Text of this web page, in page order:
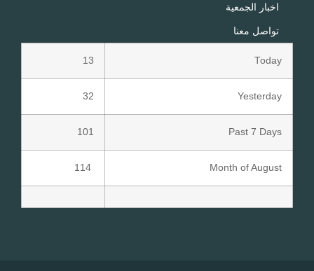
اخبار الجمعية
تواصل معنا
Today
13
Yesterday
32
Past 7 Days
101
Month of August